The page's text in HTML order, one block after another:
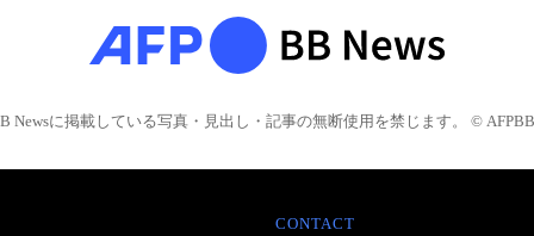
Newsに掲載している写真・見出し・記事の無断使用を禁じます。 © AFPBB
CONTACT